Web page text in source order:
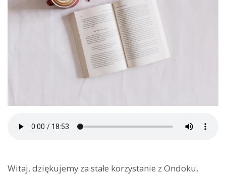
Witaj, dziękujemy za stałe korzystanie z Ondoku.